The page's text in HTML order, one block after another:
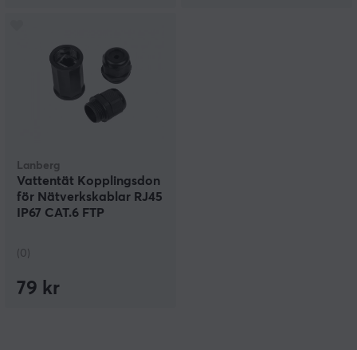
Lanberg
Vattentät Kopplingsdon
för Nätverkskablar RJ45
IP67 CAT.6 FTP
(0)
79 kr